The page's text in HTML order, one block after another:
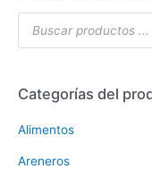
Categorías del
Alimentos
Areneros